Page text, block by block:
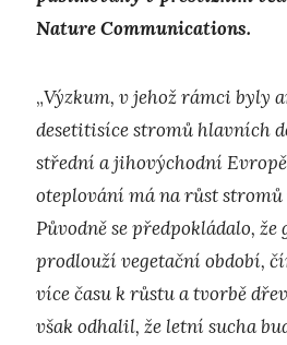
Nature Communications.
„Výzkum, v jehož rámci byly
desetitisíce stromů hlavních
střední a jihovýchodní
oteplování má na růst
Původně se předpokládalo,
prodlouží vegetační období,
více času k růstu a tvorbě
však odhalil, že letní sucha